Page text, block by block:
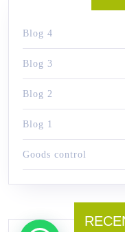
Blog 4
Blog 3
Blog 2
Blog 1
Goods control